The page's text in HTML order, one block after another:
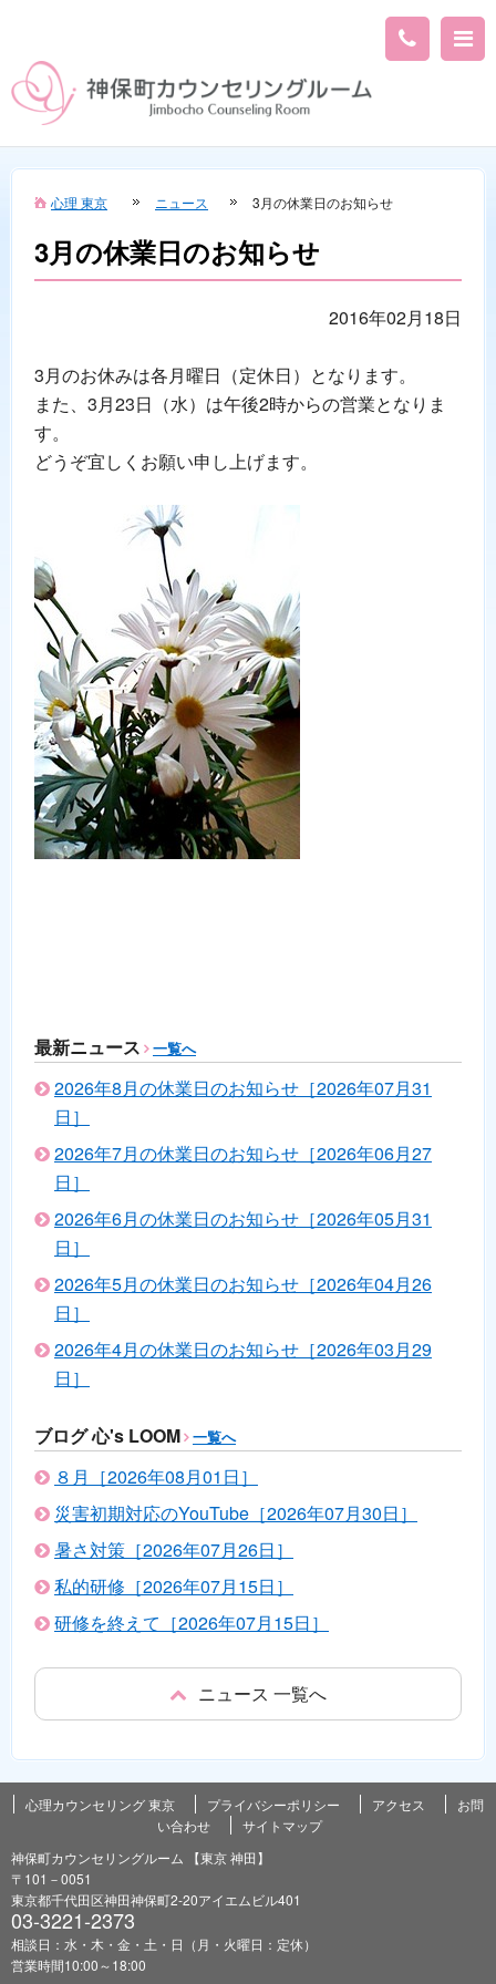
心理 東京 ニュース 3月の休業日のお知らせ
3月の休業日のお知らせ
2016年02月18日
3月のお休みは各月曜日（定休日）となります。
また、3月23日（水）は午後2時からの営業となりま
す。
どうぞ宜しくお願い申し上げます。
最新ニュース 一覧へ
2026年8月の休業日のお知らせ［2026年07月31
日］
2026年7月の休業日のお知らせ［2026年06月27
日］
2026年6月の休業日のお知らせ［2026年05月31
日］
2026年5月の休業日のお知らせ［2026年04月26
日］
2026年4月の休業日のお知らせ［2026年03月29
日］
ブログ 心's LOOM 一覧へ
８月［2026年08月01日］
災害初期対応のYouTube［2026年07月30日］
暑さ対策［2026年07月26日］
私的研修［2026年07月15日］
研修を終えて［2026年07月15日］
ニュース 一覧へ
心理カウンセリング 東京 プライバシーポリシー アクセス
お問
い合わせ
サイトマップ
神保町カウンセリングルーム 【東京 神田】
〒101－0051
東京都千代田区神田神保町2-20アイエムビル401
03-3221-2373
相談日：水・木・金・土・日（月・火曜日：定休）
営業時間10:00～18:00